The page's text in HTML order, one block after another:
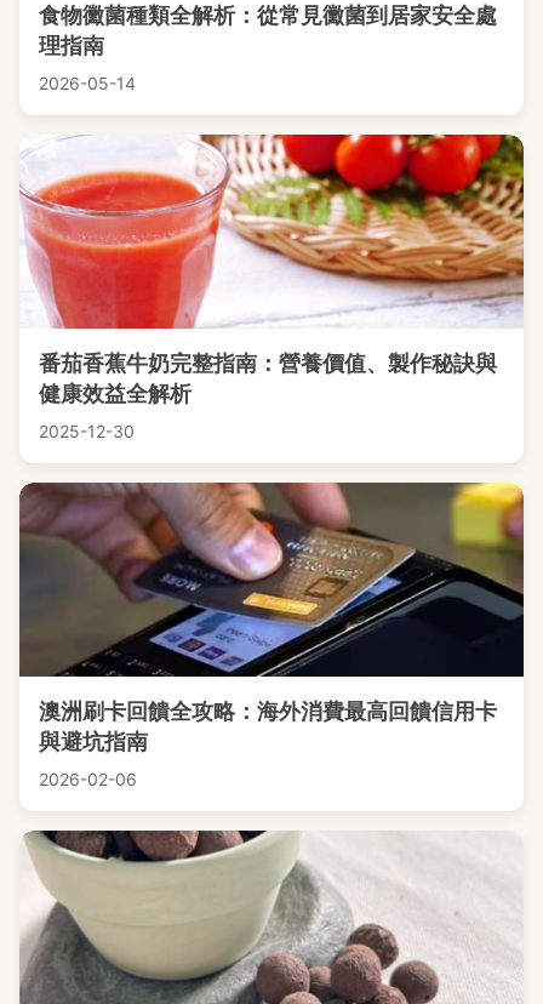
食物黴菌種類全解析：從常見黴菌到居家安全處
理指南
2026-05-14
番茄香蕉牛奶完整指南：營養價值、製作秘訣與
健康效益全解析
2025-12-30
澳洲刷卡回饋全攻略：海外消費最高回饋信用卡
與避坑指南
2026-02-06